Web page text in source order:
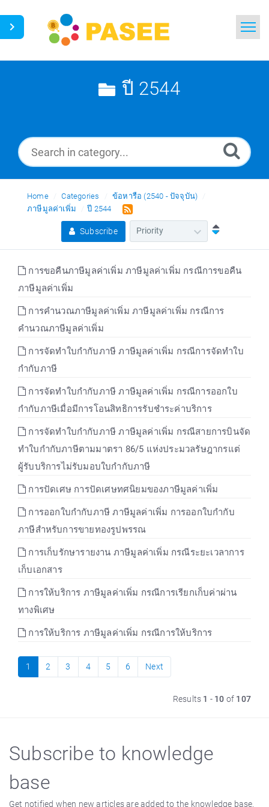
Search
Glossary
Thai
ปี 2544
Home Categories
ข้อหารือ (2540 - ปัจจุบัน)
ภาษีมูลค่าเพิ่ม
ปี 2544
Subscribe
การขอคืนภาษีมูลค่าเพิ่ม ภาษีมูลค่าเพิ่ม กรณีการขอคืน
ภาษีมูลค่าเพิ่ม
การคำนวณภาษีมูลค่าเพิ่ม ภาษีมูลค่าเพิ่ม กรณีการ
คำนวณภาษีมูลค่าเพิ่ม
การจัดทำใบกำกับภาษี ภาษีมูลค่าเพิ่ม กรณีการจัดทำใบ
กำกับภาษี
การจัดทำใบกำกับภาษี ภาษีมูลค่าเพิ่ม กรณีการออกใบ
กำกับภาษีเมื่อมีการโอนสิทธิการรับชำระค่าบริการ
การจัดทำใบกำกับภาษี ภาษีมูลค่าเพิ่ม กรณีสายการบินจัด
ทำใบกำกับภาษีตามมาตรา 86/5 แห่งประมวลรัษฎากรแต่
ผู้รับบริการไม่รับมอบใบกำกับภาษี
การปัดเศษ การปัดเศษทศนิยมของภาษีมูลค่าเพิ่ม
การออกใบกำกับภาษี ภาษีมูลค่าเพิ่ม การออกใบกำกับ
ภาษีสำหรับการขายทองรูปพรรณ
การเก็บรักษารายงาน ภาษีมูลค่าเพิ่ม กรณีระยะเวลาการ
เก็บเอกสาร
การให้บริการ ภาษีมูลค่าเพิ่ม กรณีการเรียกเก็บค่าผ่าน
ทางพิเศษ
การให้บริการ ภาษีมูลค่าเพิ่ม กรณีการให้บริการ
1 2 3 4 5 6 Next
Results 1 - 10 of 107
Subscribe to knowledge
base
Get notified when new articles are added to the knowledge base.